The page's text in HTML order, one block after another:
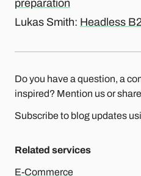
preparation
Lukas Smith: Headless
Do you have a question, a
inspired? Mention us or
Subscribe to blog updates
Related services
E-Commerce